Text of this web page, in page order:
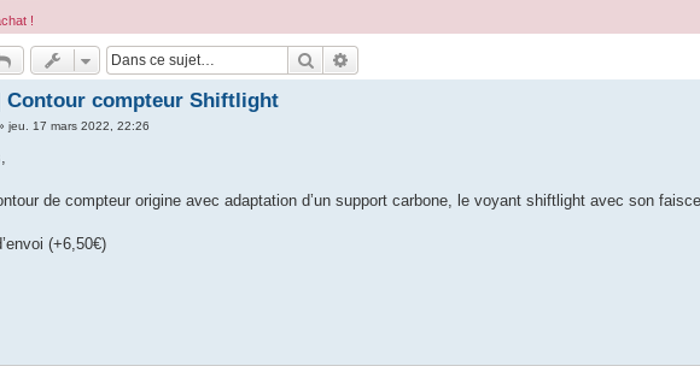
!
Rechercher
Contour compteur Shiftlight
jeu. 17 mars 2022, 22:26
de compteur origine avec adaptation d’un support carbone, le voyant shiftlight avec son
(+6,50€)